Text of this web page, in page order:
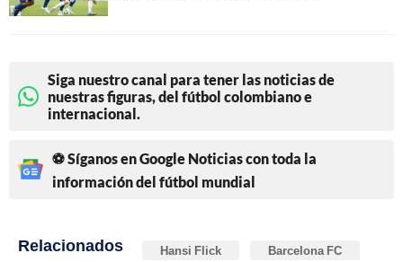
Siga nuestro canal para tener las noticias de
nuestras figuras, del fútbol colombiano e
internacional.
⚽ Síganos en Google Noticias con toda la
información del fútbol mundial
Relacionados Hansi Flick Barcelona FC